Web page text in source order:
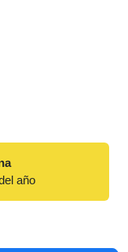
año